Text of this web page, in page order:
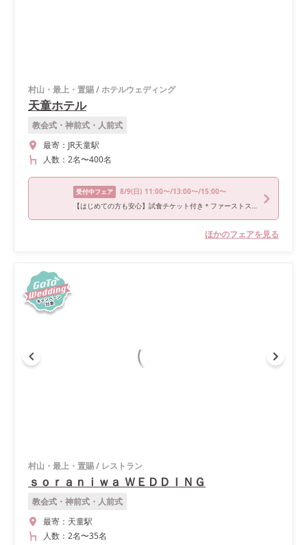
村山・最上・置賜/ホテルウェディング
天童ホテル
教会式・神前式・人前式
最寄： JR天童駅
人数： 2名〜400名
受付中フェア 8/9(日) 11:00〜/13:00〜/15:00〜
【はじめての方も安心】試食チケット付き＊ファーストステップウエディング相談会
ほかのフェアを見る
村山・最上・置賜/ レストラン
ｓｏｒａｎｉｗａ ＷＥＤＤＩＮＧ
教会式・神前式・人前式
最寄： 天童駅
人数： 2名〜35名